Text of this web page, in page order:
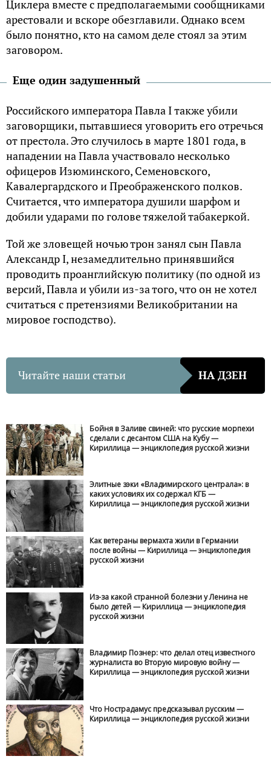
Циклера вместе с предполагаемыми сообщниками
арестовали и вскоре обезглавили. Однако всем
было понятно, кто на самом деле стоял за этим
заговором.
Еще один задушенный
Российского императора Павла I также убили
заговорщики, пытавшиеся уговорить его отречься
от престола. Это случилось в марте 1801 года, в
нападении на Павла участвовало несколько
офицеров Изюминского, Семеновского,
Кавалергардского и Преображенского полков.
Считается, что императора душили шарфом и
добили ударами по голове тяжелой табакеркой.
Той же зловещей ночью трон занял сын Павла
Александр I, незамедлительно принявшийся
проводить проанглийскую политику (по одной из
версий, Павла и убили из-за того, что он не хотел
считаться с претензиями Великобритании на
мировое господство).
Читайте наши статьи НА ДЗЕН
Бойня в Заливе свиней: что русские морпехи
сделали с десантом США на Кубу —
Кириллица — энциклопедия русской жизни
Элитные зэки «Владимирского централа»: в
каких условиях их содержал КГБ —
Кириллица — энциклопедия русской жизни
Как ветераны вермахта жили в Германии
после войны — Кириллица — энциклопедия
русской жизни
Из-за какой странной болезни у Ленина не
было детей — Кириллица — энциклопедия
русской жизни
Владимир Познер: что делал отец известного
журналиста во Вторую мировую войну —
Кириллица — энциклопедия русской жизни
Что Нострадамус предсказывал русским —
Кириллица — энциклопедия русской жизни